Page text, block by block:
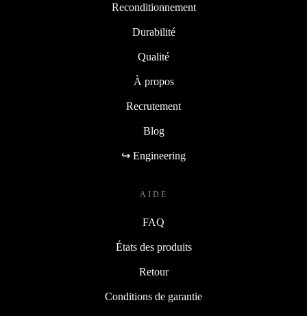
Reconditionnement
Durabilité
Qualité
À propos
Recrutement
Blog
↪ Engineering
AIDE
FAQ
États des produits
Retour
Conditions de garantie